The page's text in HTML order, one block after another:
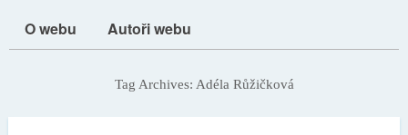
O webu
Autoři webu
Tag Archives: Adéla Růžičková